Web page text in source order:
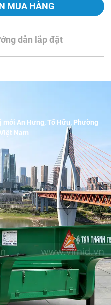
MUA HÀNG
dẫn lắp đặt
mới An Hưng, Tố Hữu, Phường
Nam